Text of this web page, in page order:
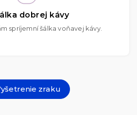
dobrej kávy
spríjemní šálka voňavej kávy.
zraku